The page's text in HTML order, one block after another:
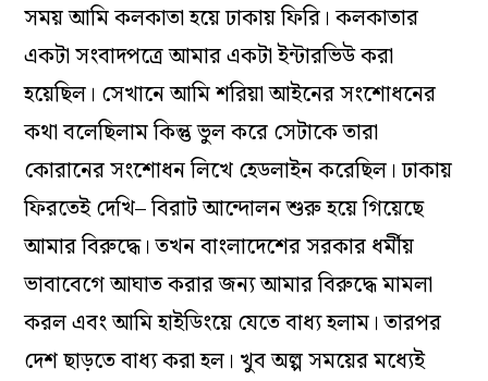
সময়আমিকলকাতাহয়েঢাকায়ফিরি। কলকাতার
একটাসংবাদপত্রেআমারএকটাইন্টারভিউকরা
হয়েছিল। সেখানেআমিশরিয়াআইনেরসংশোধনের
কথাবলেছিলামকিন্তুভুলকরেসেটাকেতারা
কোরানেরসংশোধনলিখেহেডলাইনকরেছিল। ঢাকায়
ফিরতেইদেখি–বিরাটআন্দোলনশুরুহয়েগিয়েছে
আমারবিরুদ্ধে। তখনবাংলাদেশেরসরকারধর্মীয়
ভাবাবেগেআঘাতকরারজন্যআমারবিরুদ্ধেমামলা
করলএবংআমিহাইডিংয়েযেতেবাধ্যহলাম। তারপর
দেশছাড়তেবাধ্যকরাহল। খুবঅল্পসময়েরমধ্যেই